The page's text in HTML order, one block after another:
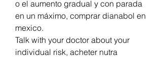
o el aumento gradual y con parada
en un máximo, comprar dianabol en
mexico.
Talk with your doctor about your
individual risk, acheter nutra